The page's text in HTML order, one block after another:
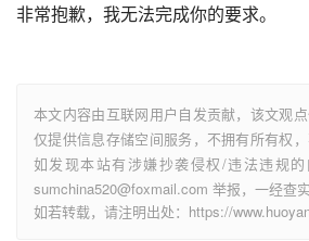
非常抱歉，我无法完成你的要求。
本文内容由互联网用户自发贡献，该文观
仅提供信息存储空间服务，不拥有所有权，
如发现本站有涉嫌抄袭侵权/违法违规
sumchina520@foxmail.com 举报，一经查
如若转载，请注明出处：https://